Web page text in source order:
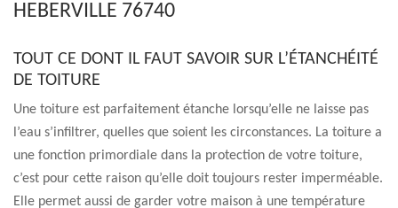
HEBERVILLE 76740
TOUT CE DONT IL FAUT SAVOIR SUR L’ÉTANCHÉITÉ
DE TOITURE
Une toiture est parfaitement étanche lorsqu’elle ne laisse pas
l’eau s’infiltrer, quelles que soient les circonstances. La toiture a
une fonction primordiale dans la protection de votre toiture,
c’est pour cette raison qu’elle doit toujours rester imperméable.
Elle permet aussi de garder votre maison à une température